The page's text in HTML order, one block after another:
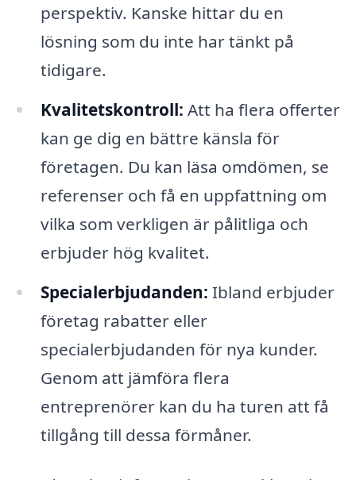
perspektiv. Kanske hittar du en
lösning som du inte har tänkt på
tidigare.
Kvalitetskontroll: Att ha flera offerter
kan ge dig en bättre känsla för
företagen. Du kan läsa omdömen, se
referenser och få en uppfattning om
vilka som verkligen är pålitliga och
erbjuder hög kvalitet.
Specialerbjudanden: Ibland erbjuder
företag rabatter eller
specialerbjudanden för nya kunder.
Genom att jämföra flera
entreprenörer kan du ha turen att få
tillgång till dessa förmåner.